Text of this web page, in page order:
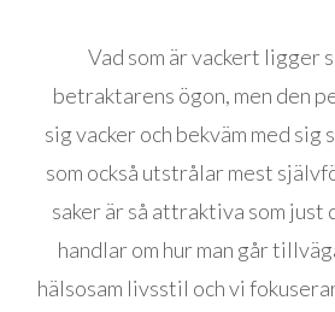
Vad som är vackert ligger
betraktarens ögon, men den
sig vacker och bekväm med sig
som också utstrålar mest
saker är så attraktiva som just
handlar om hur man går
hälsosam livsstil och vi